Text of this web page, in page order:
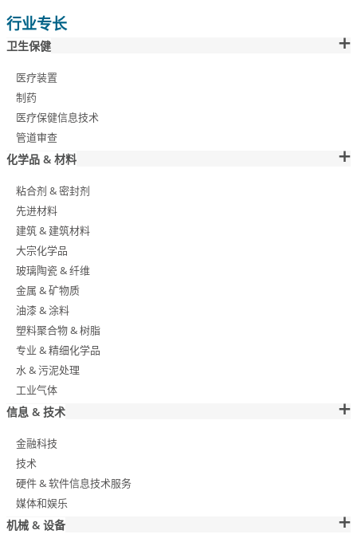
行业专长
卫生保健
医疗装置
制药
医疗保健信息技术
管道审查
化学品 & 材料
粘合剂 & 密封剂
先进材料
建筑 & 建筑材料
大宗化学品
玻璃陶瓷 & 纤维
金属 & 矿物质
油漆 & 涂料
塑料聚合物 & 树脂
专业 & 精细化学品
水 & 污泥处理
工业气体
信息 & 技术
金融科技
技术
硬件 & 软件信息技术服务
媒体和娱乐
机械 & 设备